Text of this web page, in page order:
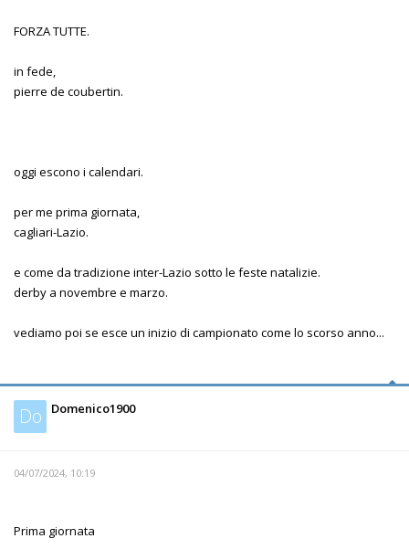
FORZA TUTTE.
in fede,
pierre de coubertin.
oggi escono i calendari.
per me prima giornata,
cagliari-Lazio.
e come da tradizione inter-Lazio sotto le feste natalizie.
derby a novembre e marzo.
vediamo poi se esce un inizio di campionato come lo scorso anno...
Do Domenico1900
04/07/2024, 10:19
Prima giornata